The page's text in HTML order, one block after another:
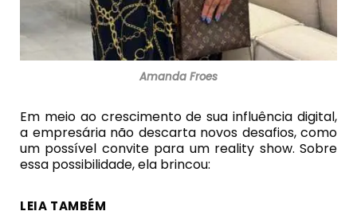
Amanda Froes
Em meio ao crescimento de sua influência digital,
a empresária não descarta novos desafios, como
um possível convite para um reality show. Sobre
essa possibilidade, ela brincou:
LEIA TAMBÉM